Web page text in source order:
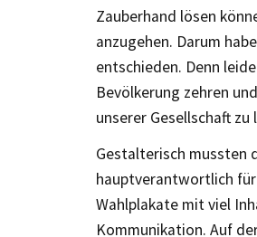
Zauberhand lösen
anzugehen. Darum
entschieden. Denn
Bevölkerung zehren
unserer Gesellschaft zu
Gestalterisch mussten
hauptverantwortlich
Wahlplakate mit viel
Kommunikation. Auf